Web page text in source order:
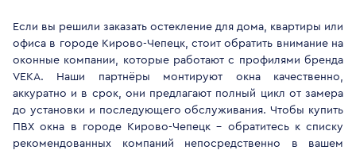
Если вы решили заказать остекление для дома, квартиры или
офиса в городе Кирово-Чепецк, стоит обратить внимание на
оконные компании, которые работают с профилями бренда
VEKA. Наши партнёры монтируют окна качественно,
аккуратно и в срок, они предлагают полный цикл от замера
до установки и последующего обслуживания. Чтобы купить
ПВХ окна в городе Кирово-Чепецк - обратитесь к списку
рекомендованных компаний непосредственно в вашем